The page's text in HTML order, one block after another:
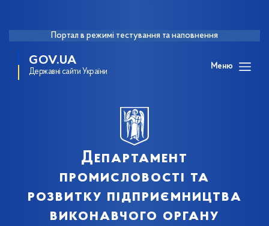
Портал в режимі тестування та наповнення
GOV.UA
Державні сайти України
Меню
Департамент
промисловості та
розвитку підприємництва
виконавчого органу